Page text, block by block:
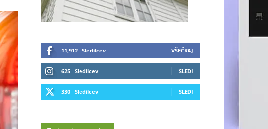
11,912 Sledilcev VŠEČKAJ
625 Sledilcev SLEDI
330 Sledilcev SLEDI